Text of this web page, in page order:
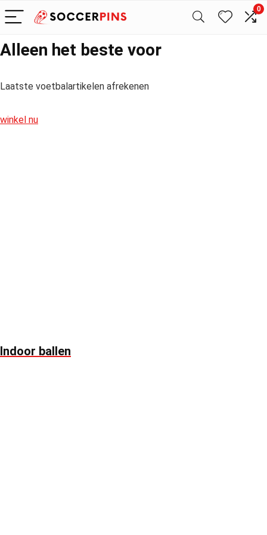
0
Alleen het beste voor
Laatste voetbalartikelen afrekenen
winkel nu
Indoor ballen